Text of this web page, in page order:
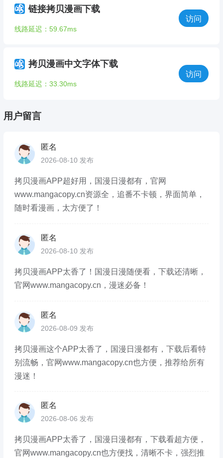
链接拷贝漫画下载
线路延迟：59.67ms
访问
拷贝漫画中文字体下载
线路延迟：33.30ms
访问
用户留言
匿名
2026-08-10 发布
拷贝漫画APP超好用，国漫日漫都有，官网
www.mangacopy.cn资源全，追番不卡顿，界面简单，
随时看漫画，太方便了！
匿名
2026-08-10 发布
拷贝漫画APP太香了！国漫日漫随便看，下载还清晰，
官网www.mangacopy.cn，漫迷必备！
匿名
2026-08-09 发布
拷贝漫画这个APP太香了，国漫日漫都有，下载后看特
别流畅，官网www.mangacopy.cn也方便，推荐给所有
漫迷！
匿名
2026-08-06 发布
拷贝漫画APP太香了，国漫日漫都有，下载看超方便，
官网www.mangacopy.cn也方便找，清晰不卡，强烈推